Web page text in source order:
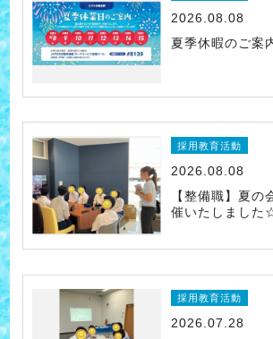
2026.08.08
夏季休暇のご案
採用教育活動
2026.08.08
【整備職】夏の
催いたしました
採用教育活動
2026.07.28